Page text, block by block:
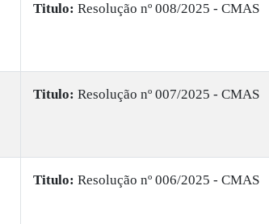
Titulo: ​Resolução nº 008/2025 - CMAS
Titulo: Resolução nº 007/2025 - CMAS
Titulo: ​Resolução nº 006/2025 - CMAS